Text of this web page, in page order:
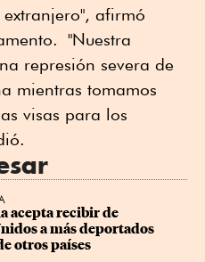
afirmó
"Nuestra
represión severa de
mientras tomamos
visas para los
acepta recibir de
a más deportados
otros países